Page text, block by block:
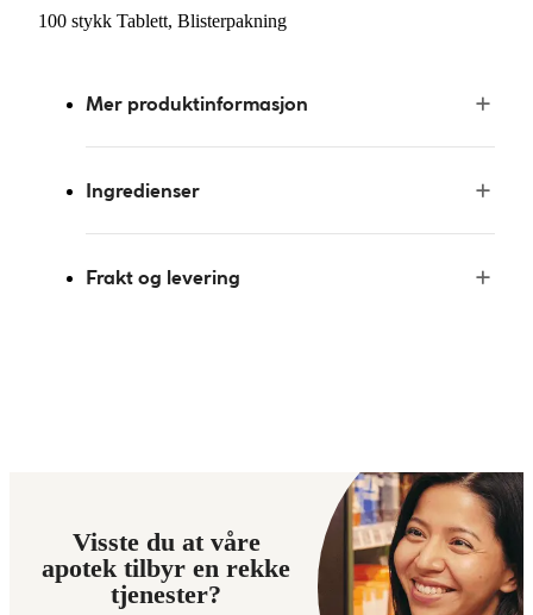
100 stykk Tablett, Blisterpakning
Mer produktinformasjon
Ingredienser
Frakt og levering
Visste du at våre
apotek tilbyr en rekke
tjenester?